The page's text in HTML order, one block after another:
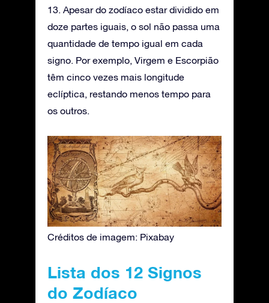
13. Apesar do zodíaco estar dividido em
doze partes iguais, o sol não passa uma
quantidade de tempo igual em cada
signo. Por exemplo, Virgem e Escorpião
têm cinco vezes mais longitude
eclíptica, restando menos tempo para
os outros.
Créditos de imagem: Pixabay
Lista dos 12 Signos
do Zodíaco